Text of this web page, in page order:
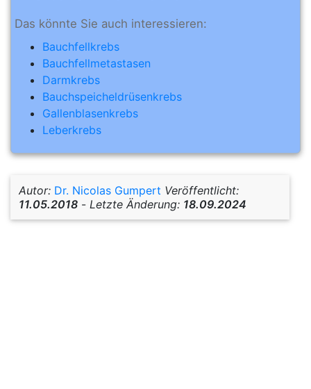
Das könnte Sie auch interessieren:
Bauchfellkrebs
Bauchfellmetastasen
Darmkrebs
Bauchspeicheldrüsenkrebs
Gallenblasenkrebs
Leberkrebs
Autor: Dr. Nicolas Gumpert Veröffentlicht:
11.05.2018 - Letzte Änderung: 18.09.2024